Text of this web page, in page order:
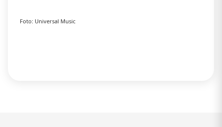
Foto: Universal Music